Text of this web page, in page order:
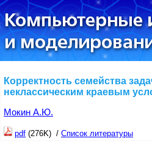
Корректность семейства
неклассическим краевым
Мокин А.Ю.
pdf (276K) / Список литературы